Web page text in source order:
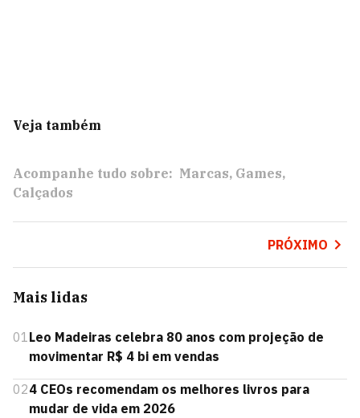
Veja também
Acompanhe tudo sobre: Marcas Games
Calçados
PRÓXIMO
Mais lidas
01Leo Madeiras celebra 80 anos com projeção de
movimentar R$ 4 bi em vendas
024 CEOs recomendam os melhores livros para
mudar de vida em 2026